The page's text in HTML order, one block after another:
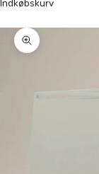
Indkøbskurv
Zoom